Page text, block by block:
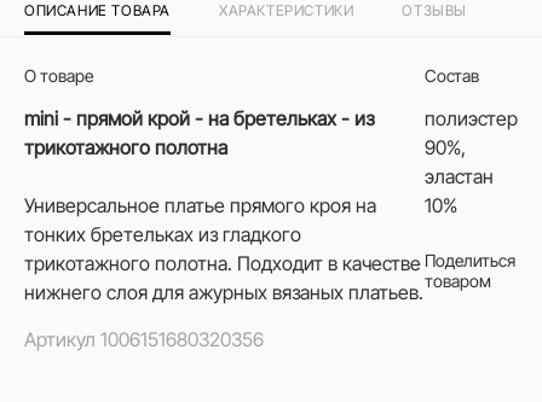
ОПИСАНИЕ ТОВАРА ХАРАКТЕРИСТИКИ ОТЗЫВЫ
О товаре
mini - прямой крой - на бретельках - из
трикотажного полотна
Универсальное платье прямого кроя на
тонких бретельках из гладкого
трикотажного полотна. Подходит в качестве
нижнего слоя для ажурных вязаных платьев.
Артикул 1006151680320356
Состав
полиэстер
90%,
эластан
10%
Поделиться
товаром